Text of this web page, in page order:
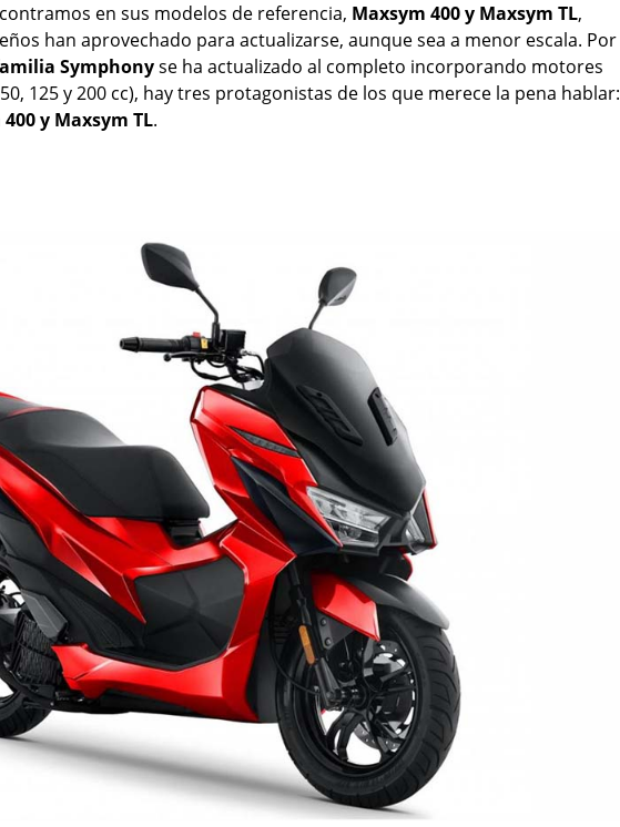
en sus modelos de referencia, Maxsym 400 y Maxsym TL,
han aprovechado para actualizarse, aunque sea a menor escala. Por
Symphonyse ha actualizado al completo incorporando motores
125 y 200 cc), hay tres protagonistas de los que merece la pena hablar:
y Maxsym TL.